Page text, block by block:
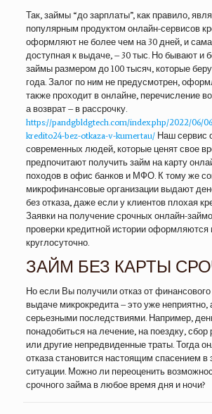
Так, займы “до зарплаты”, как правило,
популярным продуктом онлайн-сервисов
оформляют не более чем на 30 дней, и
доступная к выдаче, – 30 тыс. Но бывают и
займы размером до 100 тысяч, которые
года. Залог по ним не предусмотрен,
также проходит в онлайне, перечисление
а возврат – в рассрочку.
https://pandgbldgtech.com/index.php/2022/06/
kredito24-bez-otkaza-v-kumertau/Наш сервис
современных людей, которые ценят свое
предпочитают получить займ на карту
походов в офис банков и МФО. К тому же
микрофинансовые организации выдают
без отказа, даже если у клиентов плохая
Заявки на получение срочных онлайн-
проверки кредитной истории
круглосуточно.
ЗАЙМ БЕЗ КАРТЫ
Но если Вы получили отказ от
выдаче микрокредита – это уже неприятно,
серьезными последствиями. Например,
понадобиться на лечение, на поездку, сбор
или другие непредвиденные траты. Тогда
отказа становится настоящим спасением в
ситуации. Можно ли переоценить
срочного займа в любое время дня и ночи?